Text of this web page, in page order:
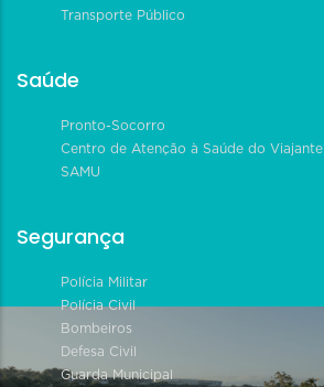
Transporte Público
Saúde
Pronto-Socorro
Centro de Atenção à Saúde do Viajante
SAMU
Segurança
Polícia Militar
Polícia Civil
Bombeiros
Defesa Civil
Guarda Municipal